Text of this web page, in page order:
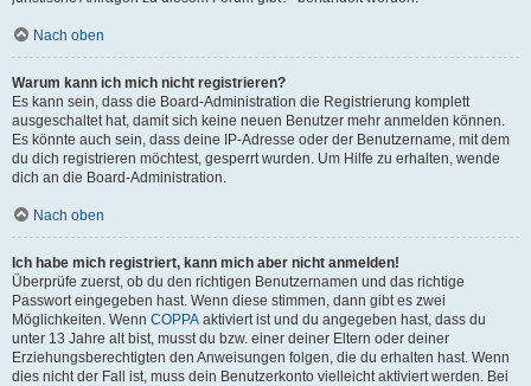
Nach oben
Warum kann ich mich nicht registrieren?
Es kann sein, dass die Board-Administration die Registrierung komplett
ausgeschaltet hat, damit sich keine neuen Benutzer mehr anmelden können.
Es könnte auch sein, dass deine IP-Adresse oder der Benutzername, mit dem
du dich registrieren möchtest, gesperrt wurden. Um Hilfe zu erhalten, wende
dich an die Board-Administration.
Nach oben
Ich habe mich registriert, kann mich aber nicht anmelden!
Überprüfe zuerst, ob du den richtigen Benutzernamen und das richtige
Passwort eingegeben hast. Wenn diese stimmen, dann gibt es zwei
Möglichkeiten. Wenn COPPA aktiviert ist und du angegeben hast, dass du
unter 13 Jahre alt bist, musst du bzw. einer deiner Eltern oder deiner
Erziehungsberechtigten den Anweisungen folgen, die du erhalten hast. Wenn
dies nicht der Fall ist, muss dein Benutzerkonto vielleicht aktiviert werden. Bei